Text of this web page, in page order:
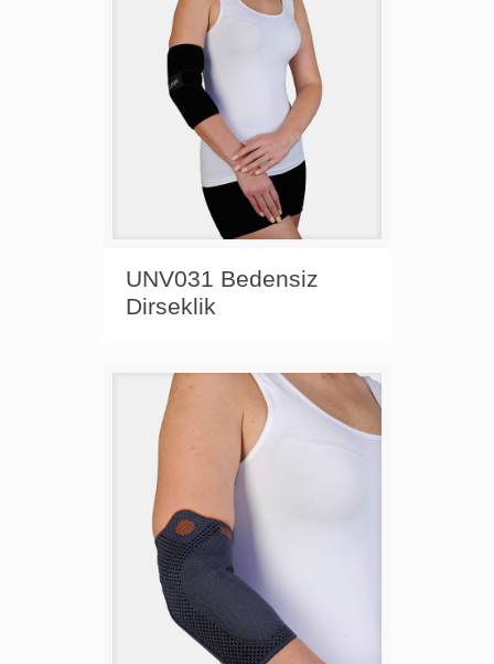
UNV031 Bedensiz
Dirseklik